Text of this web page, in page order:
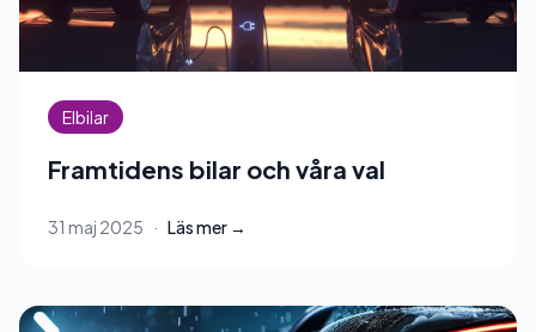
Elbilar
Framtidens bilar och våra val
31 maj 2025 · Läs mer →